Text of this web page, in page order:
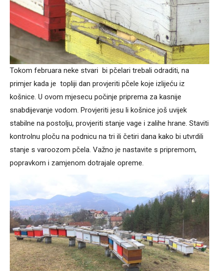
Tokom februara neke stvari bi pčelari trebali odraditi, na
primjer kada je topliji dan provjeriti pčele koje izlijeću iz
košnice. U ovom mjesecu počinje priprema za kasnije
snabdijevanje vodom. Provjeriti jesu li košnice još uvijek
stabilne na postolju, provjeriti stanje vage i zalihe hrane. Staviti
kontrolnu ploču na podnicu na tri ili četiri dana kako bi utvrdili
stanje s varoozom pčela. Važno je nastavite s pripremom,
popravkom i zamjenom dotrajale opreme.